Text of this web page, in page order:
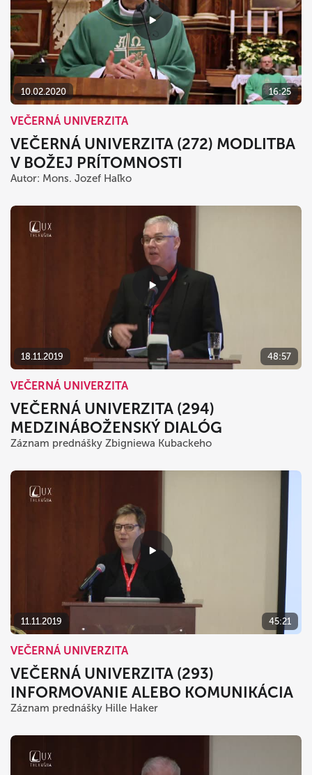
10.02.2020 16:25
VEČERNÁ UNIVERZITA
VEČERNÁ UNIVERZITA (272) MODLITBA
V BOŽEJ PRÍTOMNOSTI
Autor: Mons. Jozef Haľko
18.11.2019 48:57
VEČERNÁ UNIVERZITA
VEČERNÁ UNIVERZITA (294)
MEDZINÁBOŽENSKÝ DIALÓG
Záznam prednášky Zbigniewa Kubackeho
11.11.2019 45:21
VEČERNÁ UNIVERZITA
VEČERNÁ UNIVERZITA (293)
INFORMOVANIE ALEBO KOMUNIKÁCIA
Záznam prednášky Hille Haker